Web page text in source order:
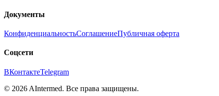
Документы
КонфиденциальностьСоглашениеПубличная оферта
Соцсети
ВКонтактеTelegram
© 2026 AIntermed. Все права защищены.